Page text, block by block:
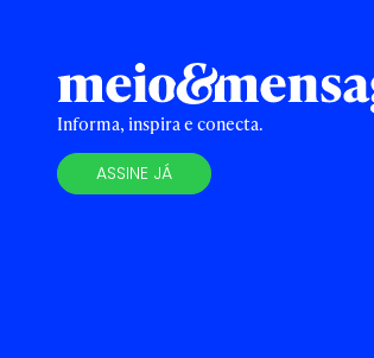
Informa, inspira e conecta.
ASSINE JÁ